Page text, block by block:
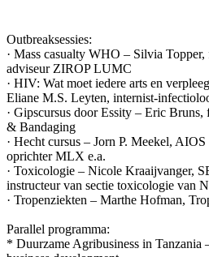
Outbreaksessies:
· Mass casualty WHO – Silvia
adviseur ZIROP LUMC
· HIV: Wat moet iedere arts en
Eliane M.S. Leyten, internist-
· Gipscursus door Essity – Eric Bruns,
& Bandaging
· Hecht cursus – Jorn P. Meekel,
oprichter MLX e.a.
· Toxicologie – Nicole Kraaijvanger,
instructeur van sectie toxicologie van
· Tropenziekten – Marthe Hofman,
Parallel programma:
* Duurzame Agribusiness in Tanzania